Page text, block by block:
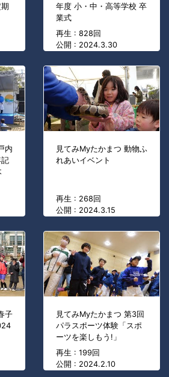
年度 小・中・高等学校 卒
業式
再生 : 828回
公開 : 2024.3.30
内
見てみMyたかまつ 動物ふ
れあいイベント
再生 : 268回
公開 : 2024.3.15
子
見てみMyたかまつ 第3回
パラスポーツ体験「スポ
ーツを楽しもう!」
再生 : 199回
公開 : 2024.2.10